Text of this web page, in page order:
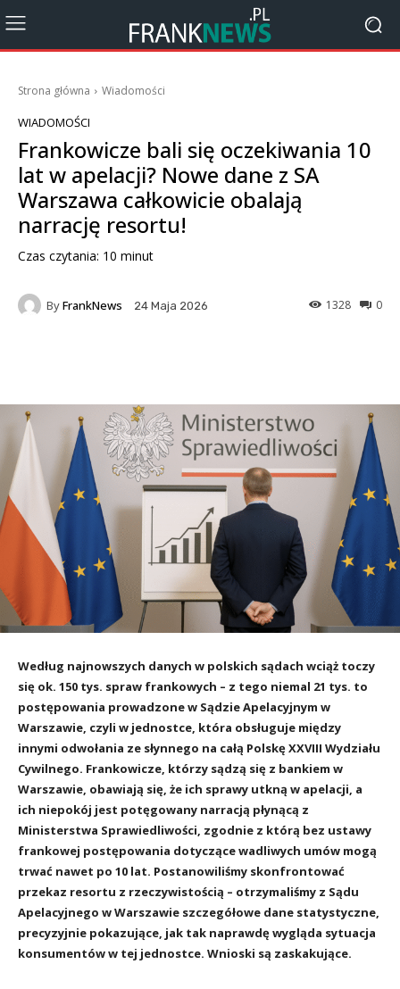
Strona główna Wiadomości
WIADOMOŚCI
Frankowicze bali się oczekiwania 10
lat w apelacji? Nowe dane z SA
Warszawa całkowicie obalają
narrację resortu!
Czas czytania: 10 minut
ByFrankNews 24 Maja 2026 0
1328
Według najnowszych danych w polskich sądach wciąż toczy
się ok. 150 tys. spraw frankowych – z tego niemal 21 tys. to
postępowania prowadzone w Sądzie Apelacyjnym w
Warszawie, czyli w jednostce, która obsługuje między
innymi odwołania ze słynnego na całą Polskę XXVIII Wydziału
Cywilnego. Frankowicze, którzy sądzą się z bankiem w
Warszawie, obawiają się, że ich sprawy utkną w apelacji, a
ich niepokój jest potęgowany narracją płynącą z
Ministerstwa Sprawiedliwości, zgodnie z którą bez ustawy
frankowej postępowania dotyczące wadliwych umów mogą
trwać nawet po 10 lat. Postanowiliśmy skonfrontować
przekaz resortu z rzeczywistością – otrzymaliśmy z Sądu
Apelacyjnego w Warszawie szczegółowe dane statystyczne,
precyzyjnie pokazujące, jak tak naprawdę wygląda sytuacja
konsumentów w tej jednostce. Wnioski są zaskakujące.